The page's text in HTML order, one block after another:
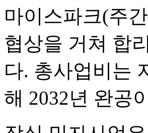
마이스파크(주
협상을 거쳐 합
다. 총사업비는
해 2032년 완공